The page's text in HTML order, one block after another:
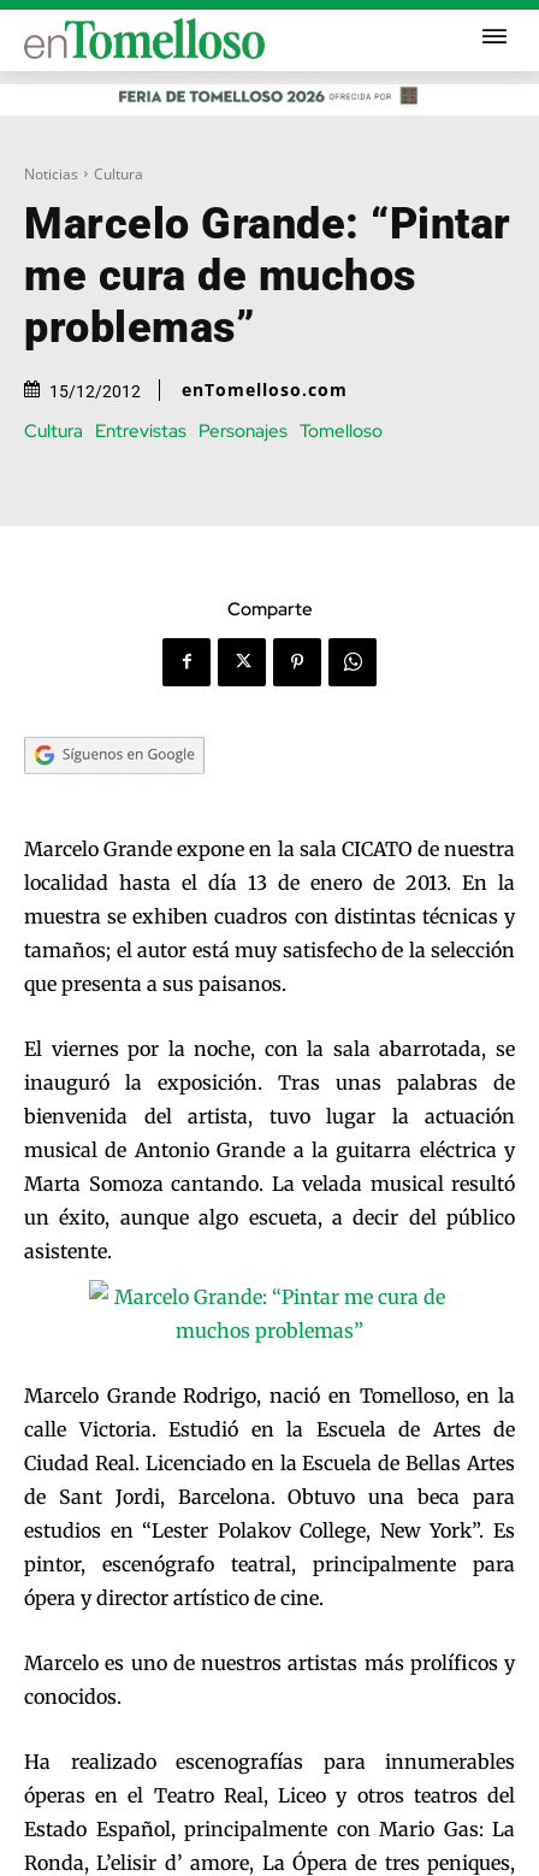
Noticias Cultura
Marcelo Grande: “Pintar
me cura de muchos
problemas”
15/12/2012 enTomelloso.com
Cultura Entrevistas Personajes Tomelloso
Comparte
Marcelo Grande expone en la sala CICATO de nuestra
localidad hasta el día 13 de enero de 2013. En la
muestra se exhiben cuadros con distintas técnicas y
tamaños; el autor está muy satisfecho de la selección
que presenta a sus paisanos.
El viernes por la noche, con la sala abarrotada, se
inauguró la exposición. Tras unas palabras de
bienvenida del artista, tuvo lugar la actuación
musical de Antonio Grande a la guitarra eléctrica y
Marta Somoza cantando. La velada musical resultó
un éxito, aunque algo escueta, a decir del público
asistente.
Marcelo Grande Rodrigo, nació en Tomelloso, en la
calle Victoria. Estudió en la Escuela de Artes de
Ciudad Real. Licenciado en la Escuela de Bellas Artes
de Sant Jordi, Barcelona. Obtuvo una beca para
estudios en “Lester Polakov College, New York”. Es
pintor, escenógrafo teatral, principalmente para
ópera y director artístico de cine.
Marcelo es uno de nuestros artistas más prolíficos y
conocidos.
Ha realizado escenografías para innumerables
óperas en el Teatro Real, Liceo y otros teatros del
Estado Español, principalmente con Mario Gas: La
Ronda, L’elisir d’ amore, La Ópera de tres peniques,